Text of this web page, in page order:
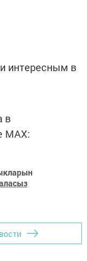
интересным в
в
MАХ: